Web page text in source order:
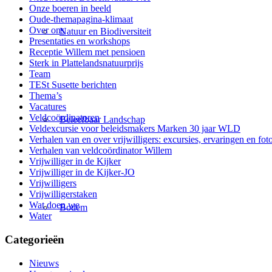
Natuur en Biodiversiteit
Beleefbaar Landschap
Bodem
Onze boeren in beeld
Oude-themapagina-klimaat
Over ons
Presentaties en workshops
Receptie Willem met pensioen
Sterk in Plattelandsnatuurprijs
Team
TESt Susette berichten
Thema’s
Vacatures
Veldcoördinatoren
Veldexcursie voor beleidsmakers Marken 30 jaar WLD
Verhalen van en over vrijwilligers: excursies, ervaringen en
Verhalen van veldcoördinator Willem
Vrijwilliger in de Kijker
Vrijwilliger in de Kijker-JO
Vrijwilligers
Vrijwilligerstaken
Wat doen we
Water
Categorieën
Nieuws